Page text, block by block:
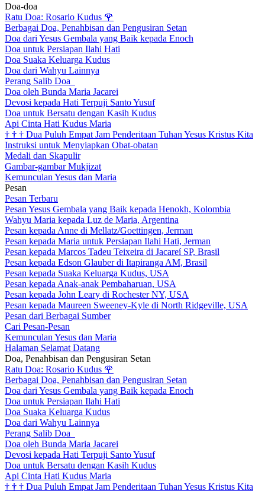
Doa-doa
Ratu Doa: Rosario Kudus 🌹
Berbagai Doa, Penahbisan dan Pengusiran Setan
Doa dari Yesus Gembala yang Baik kepada Enoch
Doa untuk Persiapan Ilahi Hati
Doa Suaka Keluarga Kudus
Doa dari Wahyu Lainnya
Perang Salib Doa
Doa oleh Bunda Maria Jacarei
Devosi kepada Hati Terpuji Santo Yusuf
Doa untuk Bersatu dengan Kasih Kudus
Api Cinta Hati Kudus Maria
† † † Dua Puluh Empat Jam Penderitaan Tuhan Yesus Kristus Kita
Instruksi untuk Menyiapkan Obat-obatan
Medali dan Skapulir
Gambar-gambar Mukjizat
Kemunculan Yesus dan Maria
Pesan
Pesan Terbaru
Pesan Yesus Gembala yang Baik kepada Henokh, Kolombia
Wahyu Maria kepada Luz de Maria, Argentina
Pesan kepada Anne di Mellatz/Goettingen, Jerman
Pesan kepada Maria untuk Persiapan Ilahi Hati, Jerman
Pesan kepada Marcos Tadeu Teixeira di Jacareí SP, Brasil
Pesan kepada Edson Glauber di Itapiranga AM, Brasil
Pesan kepada Suaka Keluarga Kudus, USA
Pesan kepada Anak-anak Pembaharuan, USA
Pesan kepada John Leary di Rochester NY, USA
Pesan kepada Maureen Sweeney-Kyle di North Ridgeville, USA
Pesan dari Berbagai Sumber
Cari Pesan-Pesan
Kemunculan Yesus dan Maria
Halaman Selamat Datang
Doa, Penahbisan dan Pengusiran Setan
Ratu Doa: Rosario Kudus 🌹
Berbagai Doa, Penahbisan dan Pengusiran Setan
Doa dari Yesus Gembala yang Baik kepada Enoch
Doa untuk Persiapan Ilahi Hati
Doa Suaka Keluarga Kudus
Doa dari Wahyu Lainnya
Perang Salib Doa
Doa oleh Bunda Maria Jacarei
Devosi kepada Hati Terpuji Santo Yusuf
Doa untuk Bersatu dengan Kasih Kudus
Api Cinta Hati Kudus Maria
† † † Dua Puluh Empat Jam Penderitaan Tuhan Yesus Kristus Kita